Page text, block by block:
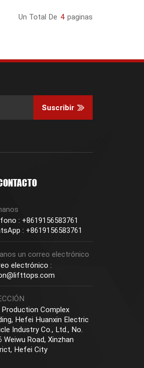
Un Total De 4 Paginas
Suscribir
: +8619156583761
: +8619156583761
un correo electrónico
electrónico :
Production Complex
Hefei Huanxin Electric
Industry Co., Ltd., No.
Weiwu Road, Xinzhan
Hefei City